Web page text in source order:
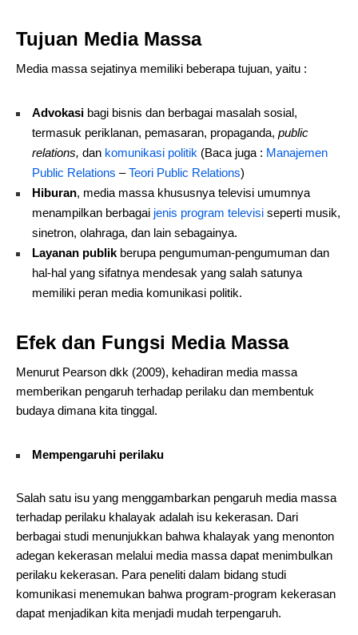
Tujuan Media Massa
Media massa sejatinya memiliki beberapa tujuan, yaitu :
Advokasi bagi bisnis dan berbagai masalah sosial,
termasuk periklanan, pemasaran, propaganda, public
relations, dan komunikasi politik (Baca juga : Manajemen
Public Relations –Teori Public Relations)
Hiburan, media massa khususnya televisi umumnya
menampilkan berbagai jenis program televisi seperti musik,
sinetron, olahraga, dan lain sebagainya.
Layanan publik berupa pengumuman-pengumuman dan
hal-hal yang sifatnya mendesak yang salah satunya
memiliki peran media komunikasi politik.
Efek dan Fungsi Media Massa
Menurut Pearson dkk (2009), kehadiran media massa
memberikan pengaruh terhadap perilaku dan membentuk
budaya dimana kita tinggal.
Mempengaruhi perilaku
Salah satu isu yang menggambarkan pengaruh media massa
terhadap perilaku khalayak adalah isu kekerasan. Dari
berbagai studi menunjukkan bahwa khalayak yang menonton
adegan kekerasan melalui media massa dapat menimbulkan
perilaku kekerasan. Para peneliti dalam bidang studi
komunikasi menemukan bahwa program-program kekerasan
dapat menjadikan kita menjadi mudah terpengaruh.